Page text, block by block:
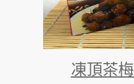
凍頂茶